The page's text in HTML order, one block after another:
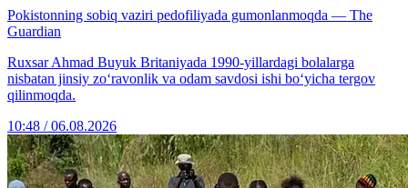
Pokistonning sobiq vaziri pedofiliyada gumonlanmoqda — The
Guardian
Ruxsar Ahmad Buyuk Britaniyada 1990-yillardagi bolalarga
nisbatan jinsiy zo‘ravonlik va odam savdosi ishi bo‘yicha tergov
qilinmoqda.
10:48 / 06.08.2026